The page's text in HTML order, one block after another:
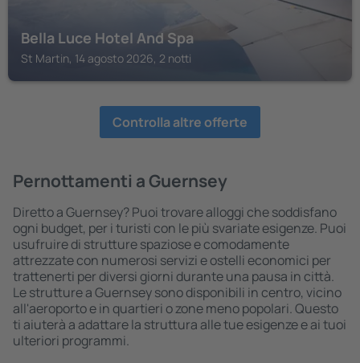
Bella Luce Hotel And Spa
St Martin, 14 agosto 2026, 2 notti
Controlla altre offerte
Pernottamenti a Guernsey
Diretto a Guernsey? Puoi trovare alloggi che soddisfano
ogni budget, per i turisti con le più svariate esigenze. Puoi
usufruire di strutture spaziose e comodamente
attrezzate con numerosi servizi e ostelli economici per
trattenerti per diversi giorni durante una pausa in città.
Le strutture a Guernsey sono disponibili in centro, vicino
all'aeroporto e in quartieri o zone meno popolari. Questo
ti aiuterà a adattare la struttura alle tue esigenze e ai tuoi
ulteriori programmi.